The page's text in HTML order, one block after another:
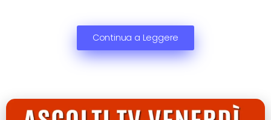
Continua a Leggere